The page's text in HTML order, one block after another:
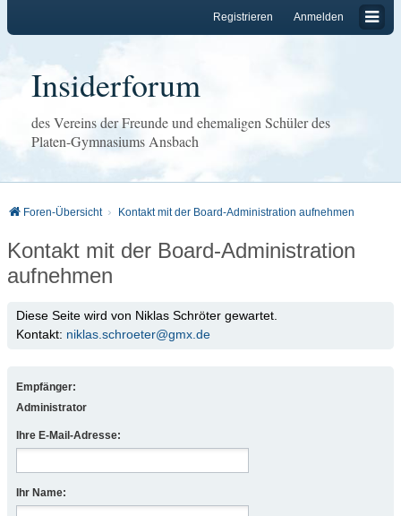
Anmelden
Registrieren
Insiderforum
des Vereins der Freunde und ehemaligen Schüler des
Platen-Gymnasiums Ansbach
Foren-Übersicht Kontakt mit der Board-Administration aufnehmen
Kontakt mit der Board-Administration
aufnehmen
Diese Seite wird von Niklas Schröter gewartet.
Kontakt: niklas.schroeter@gmx.de
Empfänger:
Administrator
Ihre E-Mail-Adresse:
Ihr Name: